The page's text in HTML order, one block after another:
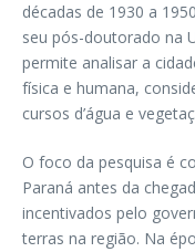
décadas de 1930 a
seu pós-doutorado na
permite analisar a
física e humana,
cursos d’água e
O foco da pesquisa é
Paraná antes da
incentivados pelo
terras na região. Na